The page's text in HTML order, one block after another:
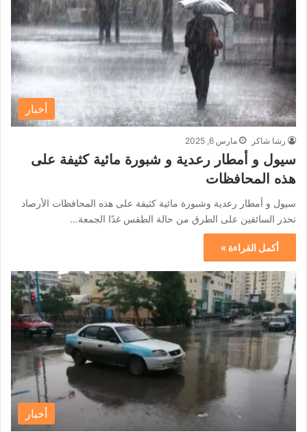
أخبار
رشا شاكر مارس 6, 2025
سيول و أمطار رعدية و شبورة مائية كثيفة على
هذه المحافظات
سيول و أمطار رعدية وشبورة مائية كثيفة على هذه المحافظات الأرصاد
تحذر السائقين على الطرق من حالة الطقس غدًا الجمعة…
أكمل القراءة »
أخبار